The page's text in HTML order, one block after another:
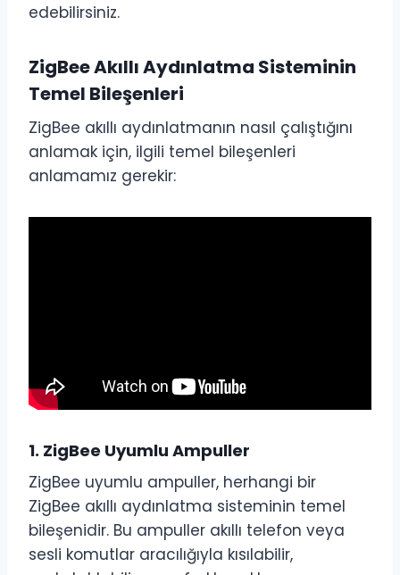
edebilirsiniz.
ZigBee Akıllı Aydınlatma Sisteminin
Temel Bileşenleri
ZigBee akıllı aydınlatmanın nasıl çalıştığını
anlamak için, ilgili temel bileşenleri
anlamamız gerekir:
1. ZigBee Uyumlu Ampuller
ZigBee uyumlu ampuller, herhangi bir
ZigBee akıllı aydınlatma sisteminin temel
bileşenidir. Bu ampuller akıllı telefon veya
sesli komutlar aracılığıyla kısılabilir,